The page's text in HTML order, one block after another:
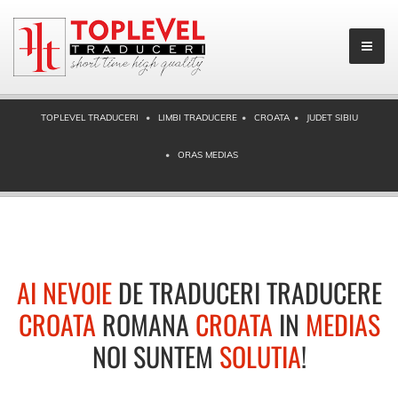
TOPLEVEL TRADUCERI LIMBI TRADUCERE CROATA JUDET SIBIU
ORAS MEDIAS
AI NEVOIEDE TRADUCERI TRADUCERE
CROATA ROMANA CROATA IN MEDIAS
NOI SUNTEM SOLUTIA!